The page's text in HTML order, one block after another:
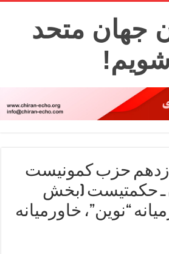
جهان متحد
یازدهم حزب کمونیست
ـ حکمتیست (بخش
خاورمیانه “نوین”، خاورمیانه